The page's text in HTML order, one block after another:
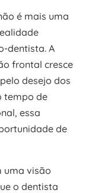
é mais uma
dentista. A
frontal cresce
desejo dos
tempo de
essa
de
uma visão
o dentista